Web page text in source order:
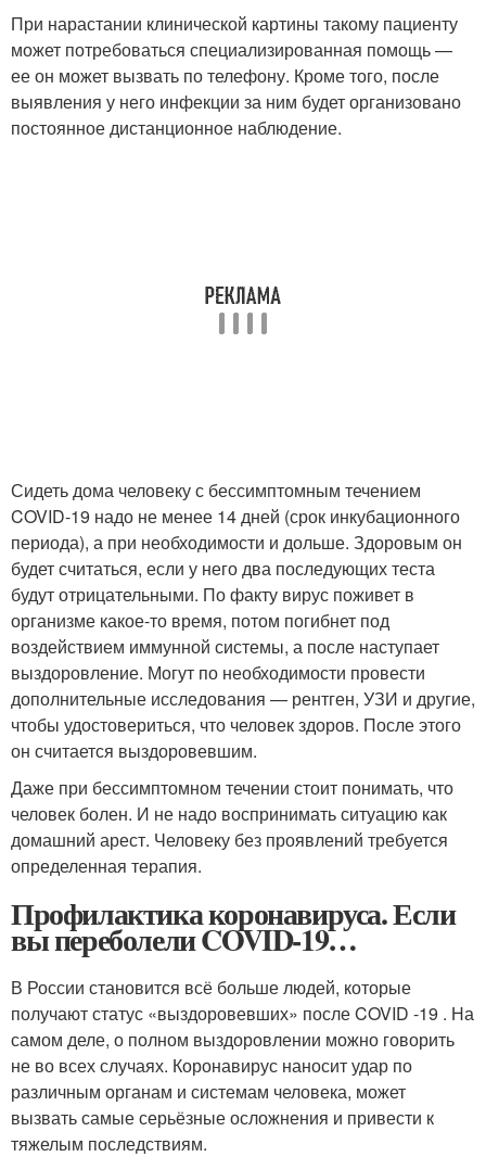
При нарастании клинической картины такому пациенту
может потребоваться специализированная помощь —
ее он может вызвать по телефону. Кроме того, после
выявления у него инфекции за ним будет организовано
постоянное дистанционное наблюдение.
Сидеть дома человеку с бессимптомным течением
COVID-19 надо не менее 14 дней (срок инкубационного
периода), а при необходимости и дольше. Здоровым он
будет считаться, если у него два последующих теста
будут отрицательными. По факту вирус поживет в
организме какое-то время, потом погибнет под
воздействием иммунной системы, а после наступает
выздоровление. Могут по необходимости провести
дополнительные исследования — рентген, УЗИ и другие,
чтобы удостовериться, что человек здоров. После этого
он считается выздоровевшим.
Даже при бессимптомном течении стоит понимать, что
человек болен. И не надо воспринимать ситуацию как
домашний арест. Человеку без проявлений требуется
определенная терапия.
Профилактика коронавируса. Если
вы переболели COVID-19…
В России становится всё больше людей, которые
получают статус «выздоровевших» после COVID -19 . На
самом деле, о полном выздоровлении можно говорить
не во всех случаях. Коронавирус наносит удар по
различным органам и системам человека, может
вызвать самые серьёзные осложнения и привести к
тяжелым последствиям.